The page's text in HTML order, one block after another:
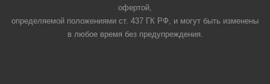
офертой,
определяемой положениями ст. 437 ГК РФ, и могут быть изменены
в любое время без предупреждения.